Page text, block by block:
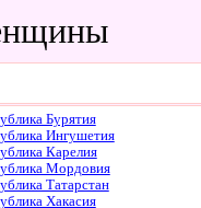
Бурятия
Ингушетия
Карелия
Мордовия
Татарстан
Хакасия